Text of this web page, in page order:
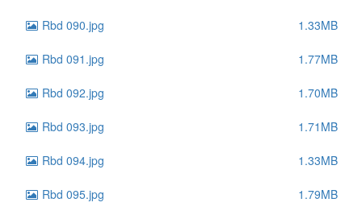
Rbd 090.jpg 1.33MB
Rbd 091.jpg 1.77MB
Rbd 092.jpg 1.70MB
Rbd 093.jpg 1.71MB
Rbd 094.jpg 1.33MB
Rbd 095.jpg 1.79MB